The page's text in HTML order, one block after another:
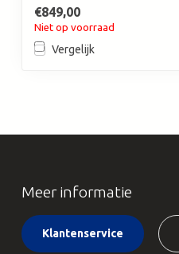
€849,00
Niet op voorraad
Vergelijk
Meer informatie
Klantenservice